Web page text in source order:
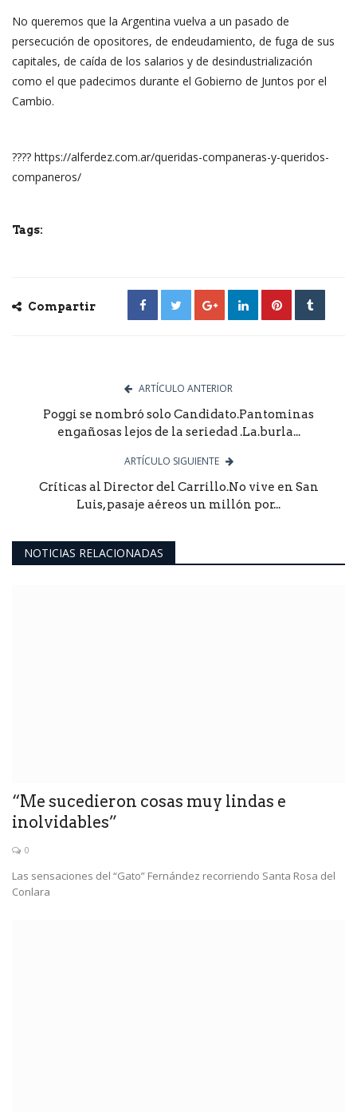
No queremos que la Argentina vuelva a un pasado de
persecución de opositores, de endeudamiento, de fuga de sus
capitales, de caída de los salarios y de desindustrialización
como el que padecimos durante el Gobierno de Juntos por el
Cambio.
???? https://alferdez.com.ar/queridas-companeras-y-queridos-
companeros/
Tags:
Compartir
ARTÍCULO ANTERIOR
Poggi se nombró solo Candidato.Pantominas
engañosas lejos de la seriedad .La.burla...
ARTÍCULO SIGUIENTE
Críticas al Director del Carrillo.No vive en San
Luis, pasaje aéreos un millón por...
NOTICIAS RELACIONADAS
“Me sucedieron cosas muy lindas e
inolvidables”
0
Las sensaciones del “Gato” Fernández recorriendo Santa Rosa del
Conlara